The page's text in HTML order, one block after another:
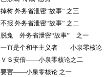
树 外务省泄密“故事” 之三
报 外务省泄密“故事” 之二
脱兔 外务省泄密“故事” 之一
直是个和平主义者——小泉零核论
ＶＳ安倍——小泉零核论之二
要害——小泉零核论 之一